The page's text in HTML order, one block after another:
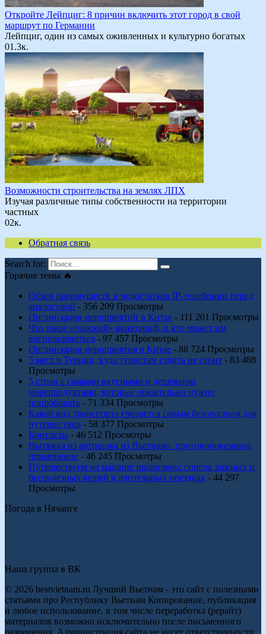
Откройте Лейпциг: 8 причин включить этот город в свой
маршрут по Германии
Лейпциг, один из самых оживленных и культурно богатых
01.3к.
Возможности строительства на землях ЛПХ
Изучая различные типы собственности на территории
частных
02к.
Обратная связь
Search for:
Горячие темы 🔥
Обзор преимуществ и недостатков IP-телефонии перед
аналоговой - 356 209 Просмотры
Организация мероприятий в Китае - 111 201 Просмотры
Что такое «плоский» авиатариф, и кто может им
воспользоваться - 97 457 Просмотры
Организация мероприятия в Китае - 88 724 Просмотры
5 мест в Турции, куда туристам ездить не стоит - 83 488
Просмотры
5 стран с самыми вкусными и дешевыми
морепродуктами, которые обязательно нужно
попробовать - 71 334 Просмотры
Какой вид транспорта считается самым безопасным для
путешествия - 58 377 Просмотры
Контакты - 46 512 Просмотры
Вытяжка из артишока из Вьетнама: противопоказания,
применение - 46 245 Просмотры
Путешествуем на машине правильно: список важных и
бесполезных вещей в длительных поездках - 44 297
Просмотры
Погода в Нячанге
Наша группа в ВК
© 2026 bestvietnam.ru Лучший Вьетнам - это сайт с полезными
статьями про Республику Вьетнам Копирование, публикация
и любое использование, в том числе переработка (рерайт)
материалов возможно исключительно после письменного
разрешения. Администрация сайта не несет ответственности